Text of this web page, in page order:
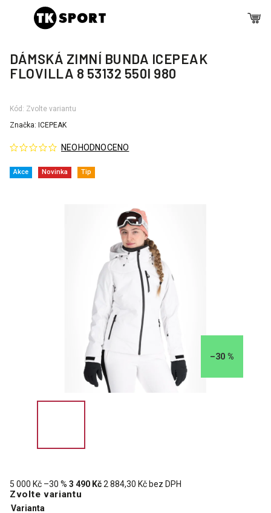
DÁMSKÁ ZIMNÍ BUNDA ICEPEAK
FLOVILLA 8 53132 550I 980
Kód: Zvolte variantu
Akce Novinka Tip
NEOHODNOCENO
Značka: ICEPEAK
–30 %
5 000 Kč –30 % 3 490 Kč2 884,30 Kč bez DPH
Zvolte variantu
Varianta